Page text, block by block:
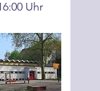
Uhr